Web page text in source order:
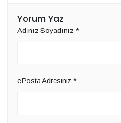
Yorum Yaz
Adınız Soyadınız *
ePosta Adresiniz *